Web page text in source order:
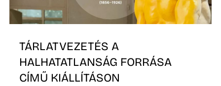
TÁRLATVEZETÉS A
HALHATATLANSÁG FORRÁSA
CÍMŰ KIÁLLÍTÁSON